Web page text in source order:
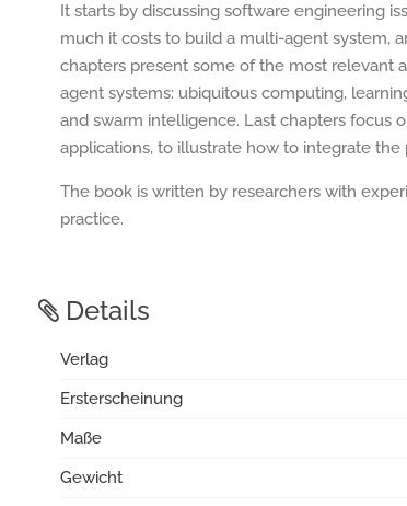
It starts by discussing software engineering
much it costs to build a multi-agent system,
chapters present some of the most relevant
agent systems: ubiquitous computing,
and swarm intelligence. Last chapters focus
applications, to illustrate how to integrate the
The book is written by researchers with
practice.
Details
Verlag
Ersterscheinung
Maße
Gewicht